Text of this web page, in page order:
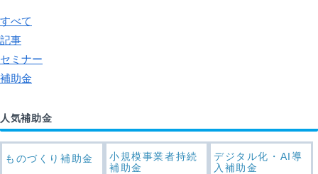
すべて
記事
セミナー
補助金
人気補助金
ものづくり補助金
小規模事業者持続
補助金
デジタル化・AI導
入補助金